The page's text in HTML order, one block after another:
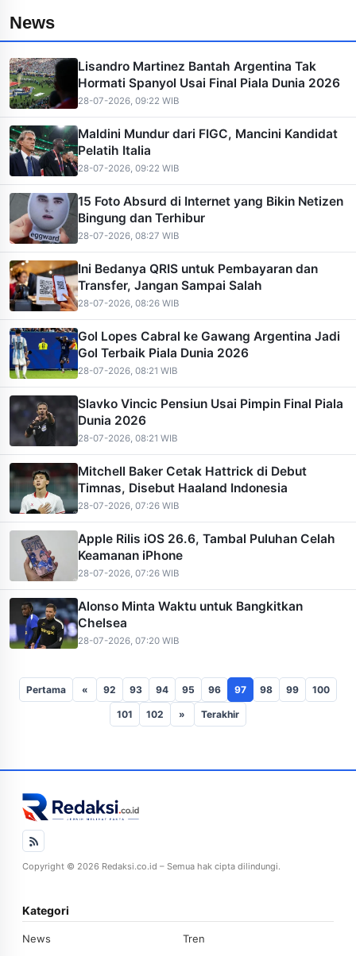
News
Lisandro Martinez Bantah Argentina Tak
Hormati Spanyol Usai Final Piala Dunia 2026
28-07-2026, 09:22 WIB
Maldini Mundur dari FIGC, Mancini Kandidat
Pelatih Italia
28-07-2026, 09:22 WIB
15 Foto Absurd di Internet yang Bikin Netizen
Bingung dan Terhibur
28-07-2026, 08:27 WIB
Ini Bedanya QRIS untuk Pembayaran dan
Transfer, Jangan Sampai Salah
28-07-2026, 08:26 WIB
Gol Lopes Cabral ke Gawang Argentina Jadi
Gol Terbaik Piala Dunia 2026
28-07-2026, 08:21 WIB
Slavko Vincic Pensiun Usai Pimpin Final Piala
Dunia 2026
28-07-2026, 08:21 WIB
Mitchell Baker Cetak Hattrick di Debut
Timnas, Disebut Haaland Indonesia
28-07-2026, 07:26 WIB
Apple Rilis iOS 26.6, Tambal Puluhan Celah
Keamanan iPhone
28-07-2026, 07:26 WIB
Alonso Minta Waktu untuk Bangkitkan
Chelsea
28-07-2026, 07:20 WIB
Pertama « 92 93 94 95 96 97 98 99 100
101 102 » Terakhir
Copyright © 2026 Redaksi.co.id – Semua hak cipta dilindungi.
Kategori
News
Tren